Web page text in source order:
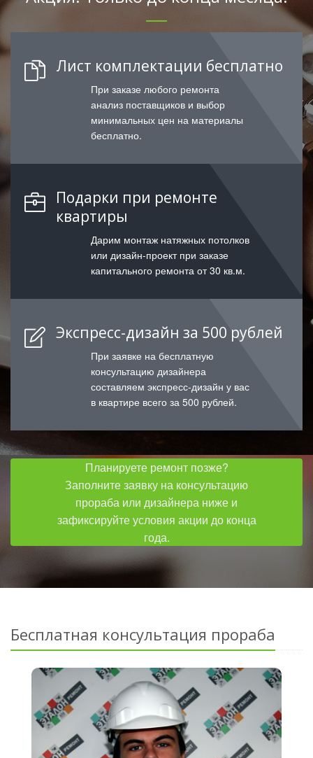
Лист комплектации бесплатно
При заказе любого ремонта
анализ поставщиков и выбор
минимальных цен на материалы
бесплатно.
Подарки при ремонте
квартиры
Дарим монтаж натяжных потолков
или дизайн-проект при заказе
капитального ремонта от 30 кв.м.
Экспресс-дизайн за 500 рублей
При заявке на бесплатную
консультацию дизайнера
составляем экспресс-дизайн у вас
в квартире всего за 500 рублей.
Планируете ремонт позже?
Заполните заявку на консультацию
прораба или дизайнера ниже и
зафиксируйте условия акции до конца
года.
Бесплатная консультация прораба